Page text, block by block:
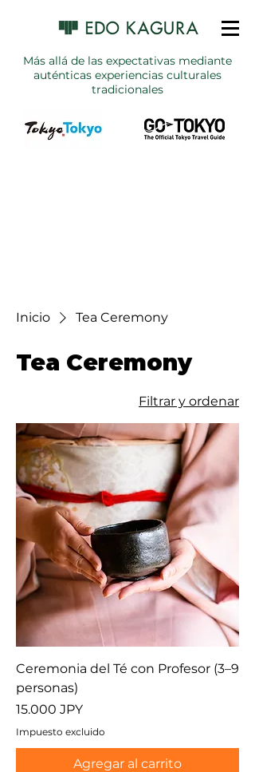
Más allá de las expectativas mediante
auténticas experiencias culturales
tradicionales
Inicio Tea Ceremony
Tea Ceremony
Filtrar y ordenar
Ceremonia del Té con Profesor (3–9
personas)
Precio
15.000 JPY
Impuesto excluido
Agregar al carrito